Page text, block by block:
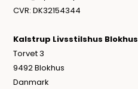
CVR: DK32154344
Kalstrup Livsstilshus Blokhus
Torvet 3
9492 Blokhus
Danmark